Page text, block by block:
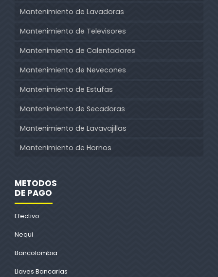
Mantenimiento de Lavadoras
Mantenimiento de Televisores
Mantenimiento de Calentadores
Mantenimiento de Nevecones
Mantenimiento de Estufas
Mantenimiento de Secadoras
Mantenimiento de Lavavajillas
Mantenimiento de Hornos
METODOS
DE PAGO
Efectivo
Nequi
Bancolombia
Llaves Bancarias